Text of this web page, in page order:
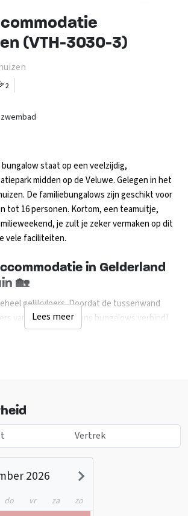
(VTH-3030-3)
2
staat op een veelzijdig,
midden op de Veluwe. Gelegen in het
De familiebungalows zijn geschikt voor
tot 16 personen. Kortom, een teamuitje,
je zult je zeker vermaken op dit
vele faciliteiten.
in Gelderland
🏡
gelijkvloers. Doordat de tussenwand
van twee 8-persoons bungalows verbind)
is een 16-persoons bungalow ontstaan. Je
lcd tv's). De bungalow heeft een gedeeltelijk
voetbalveld, tennisbaan en het binnen- en
park waar ook een horecagelegenheid
Lees meer
2026
do vr za zo